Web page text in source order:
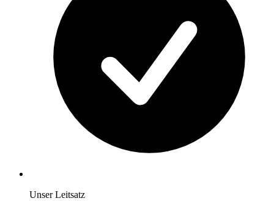
Unser Leitsatz